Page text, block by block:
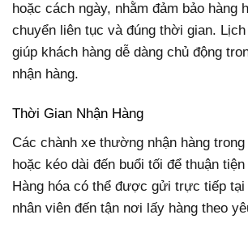
hoặc cách ngày, nhằm đảm bảo hàng
chuyển liên tục và đúng thời gian.
giúp khách hàng dễ dàng chủ động
nhận hàng.
Thời Gian Nhận Hàng
Các chành xe thường nhận hàng
hoặc kéo dài đến buổi tối để thuận
Hàng hóa có thể được gửi trực tiếp
nhân viên đến tận nơi lấy hàng theo